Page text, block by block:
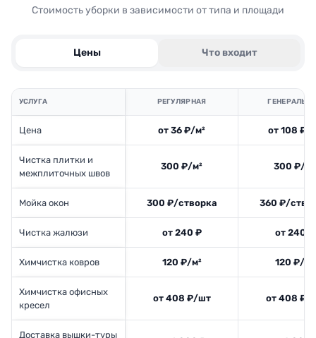
Стоимость уборки в зависимости от типа и площади
Цены Что входит
УСЛУГА РЕГУЛЯРНАЯ
Цена от 36 ₽/м² от 108 ₽/
Чистка плитки и
межплиточных швов
300 ₽/м² 300 ₽/м²
Мойка окон 300 ₽/створка 360 ₽/
Чистка жалюзи от 240 ₽ от 240 ₽
Химчистка ковров 120 ₽/м² 120 ₽/м²
Химчистка офисных
кресел
от 408 ₽/шт от 408 ₽/
Доставка вышки-туры